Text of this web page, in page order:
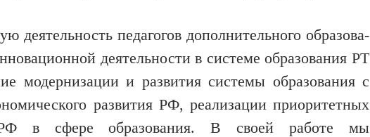
педагогов дополнительного образова­
деятельности в системе образования РТ
модернизации и развития системы образования с
развития РФ, реализации приоритетных
РФ в сфере образования. В своей работе мы